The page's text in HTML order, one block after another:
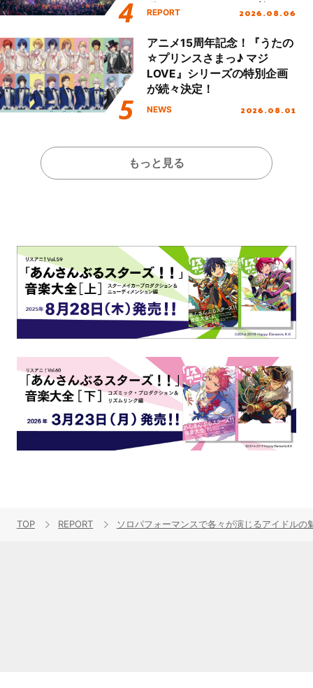
動を経てファイナルを迎える
REPORT 2026.08.06
アニメ15周年記念！『うたの
☆プリンスさまっ♪ マジ
LOVE』シリーズの特別企画
が続々決定！
NEWS 2026.08.01
もっと見る
TOP REPORT ソロパフォーマンスで各々が演じるアイドル